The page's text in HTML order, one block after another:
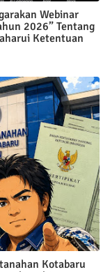
Webinar
2026” Tentang
Ketentuan
Kotabaru